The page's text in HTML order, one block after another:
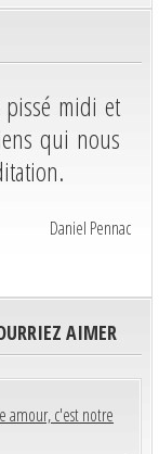
midi et
qui nous
Daniel Pennac
AIMER
amour, c'est notre